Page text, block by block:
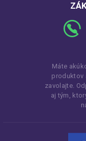
Máte
produktov
zavolajte.
aj tým,